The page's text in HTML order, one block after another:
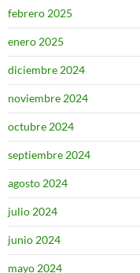
febrero 2025
enero 2025
diciembre 2024
noviembre 2024
octubre 2024
septiembre 2024
agosto 2024
julio 2024
junio 2024
mayo 2024